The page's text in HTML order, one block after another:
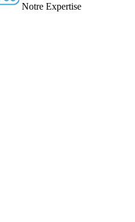
Notre Expertise